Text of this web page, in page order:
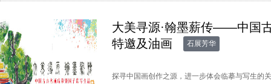
大美寻源·翰墨薪传——中国
特邀及油画
石展芳华
探寻中国画创作之源，进一步体会临摹与写生的